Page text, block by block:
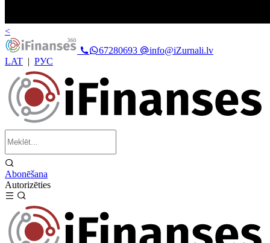
<
67280693
info@iZurnali.lv
LAT | РУС
Abonēšana
Autorizēties